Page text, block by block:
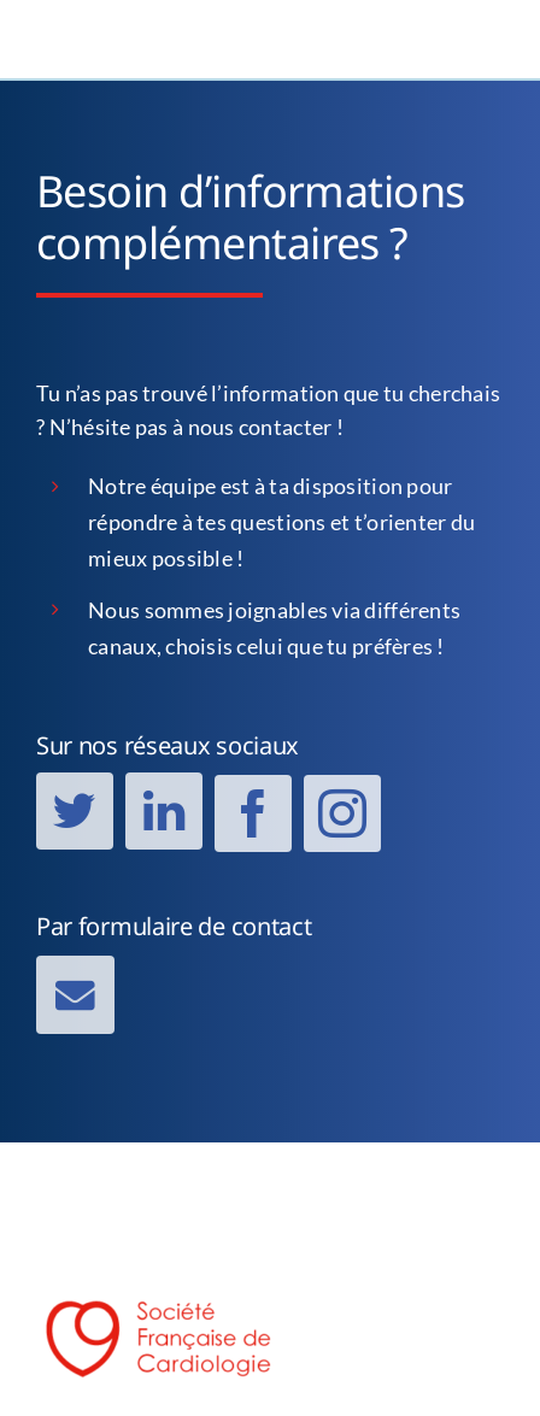
Besoin d’informations
complémentaires ?
Tu n’as pas trouvé l’information que tu cherchais
? N’hésite pas à nous contacter !
Notre équipe est à ta disposition pour
répondre à tes questions et t’orienter du
mieux possible !
Nous sommes joignables via différents
canaux, choisis celui que tu préfères !
Sur nos réseaux sociaux
Par formulaire de contact